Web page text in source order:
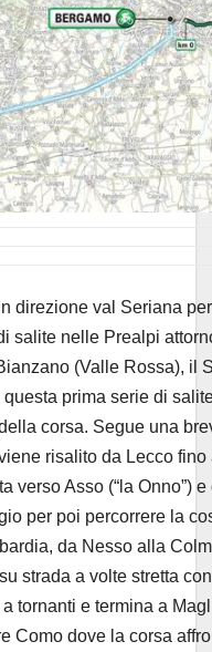
direzione val Seriana
salite nelle Prealpi
(Valle Rossa), il
prima serie di
corsa. Segue una
risalito da Lecco
verso Asso (“la Onno”)
per poi percorrere la
da Nesso alla
strada a volte stretta
tornanti e termina a
Como dove la corsa